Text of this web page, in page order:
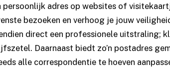
persoonlijk adres op websites of
bezoeken en verhoog je jouw
direct een professionele uitstraling;
Daarnaast biedt zo’n postadres
alle correspondentie te hoeven